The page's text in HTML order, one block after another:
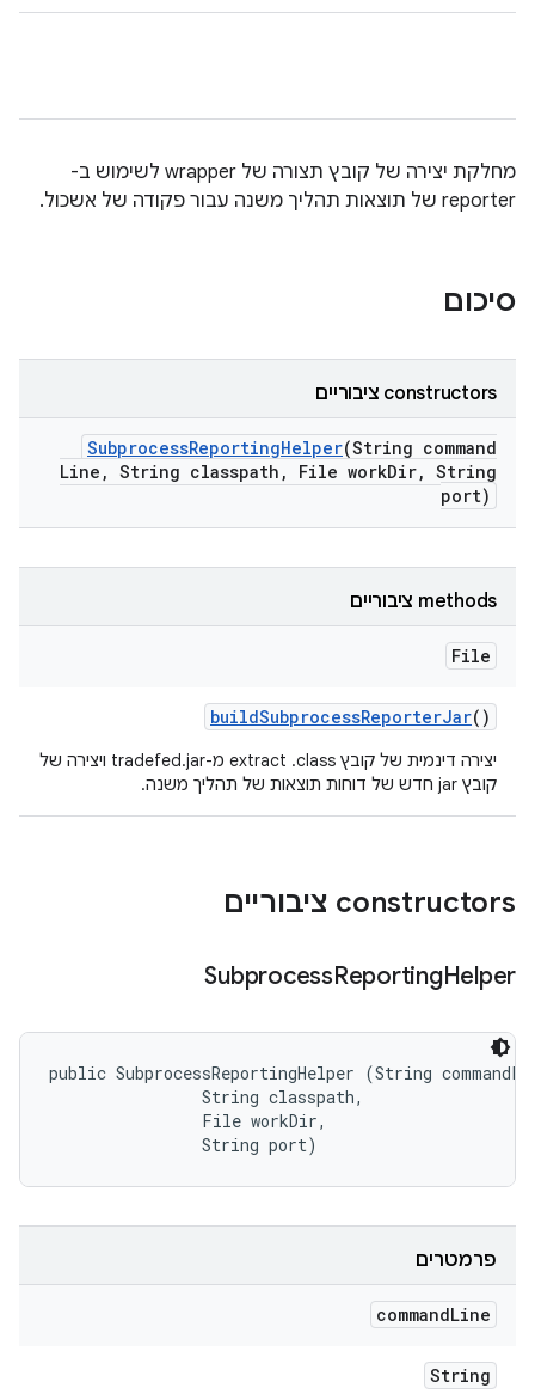
מחלקת יצירה של קובץ תצורה של wrapper לשימוש ב-
reporter של תוצאות תהליך משנה עבור פקודה של אשכול.
סיכום
‫constructors ציבוריים
SubprocessReportingHelper(String command
Line , String classpath , File workDir, String
port)
‫methods ציבוריים
File
buildSubprocessReporterJar()
יצירה דינמית של קובץ extract .class מ-tradefed.jar ויצירה של
קובץ jar חדש של דוחות תוצאות של תהליך משנה.
‫constructors ציבוריים
SubprocessReportingHelper
public SubprocessReportingHelper (String
                String classpath,
                File workDir,
                String port)
פרמטרים
commandLine
String